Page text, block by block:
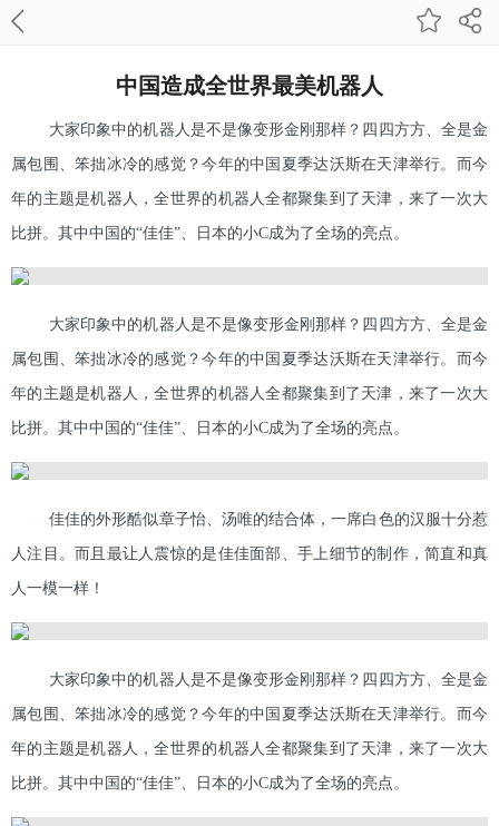
中国造成全世界最美机器人
大家印象中的机器人是不是像变形金刚那样？四四方方、全是金
属包围、笨拙冰冷的感觉？今年的中国夏季达沃斯在天津举行。而今
年的主题是机器人，全世界的机器人全都聚集到了天津，来了一次大
比拼。其中中国的“佳佳”、日本的小C成为了全场的亮点。
大家印象中的机器人是不是像变形金刚那样？四四方方、全是金
属包围、笨拙冰冷的感觉？今年的中国夏季达沃斯在天津举行。而今
年的主题是机器人，全世界的机器人全都聚集到了天津，来了一次大
比拼。其中中国的“佳佳”、日本的小C成为了全场的亮点。
佳佳的外形酷似章子怡、汤唯的结合体，一席白色的汉服十分惹
人注目。而且最让人震惊的是佳佳面部、手上细节的制作，简直和真
人一模一样！
大家印象中的机器人是不是像变形金刚那样？四四方方、全是金
属包围、笨拙冰冷的感觉？今年的中国夏季达沃斯在天津举行。而今
年的主题是机器人，全世界的机器人全都聚集到了天津，来了一次大
比拼。其中中国的“佳佳”、日本的小C成为了全场的亮点。